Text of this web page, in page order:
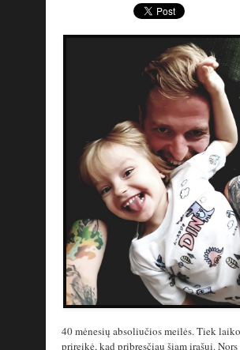
40 mėnesių absoliučios meilės. Tiek
prireikė, kad pribręsčiau šiam įrašui.